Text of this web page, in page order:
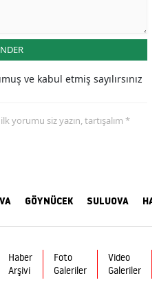
ve kabul etmiş sayılırsınız
yorumu siz yazın, tartışalım *
GÖYNÜCEK SULUOVA
Haber
Arşivi
Foto
Galeriler
Video
Galeriler